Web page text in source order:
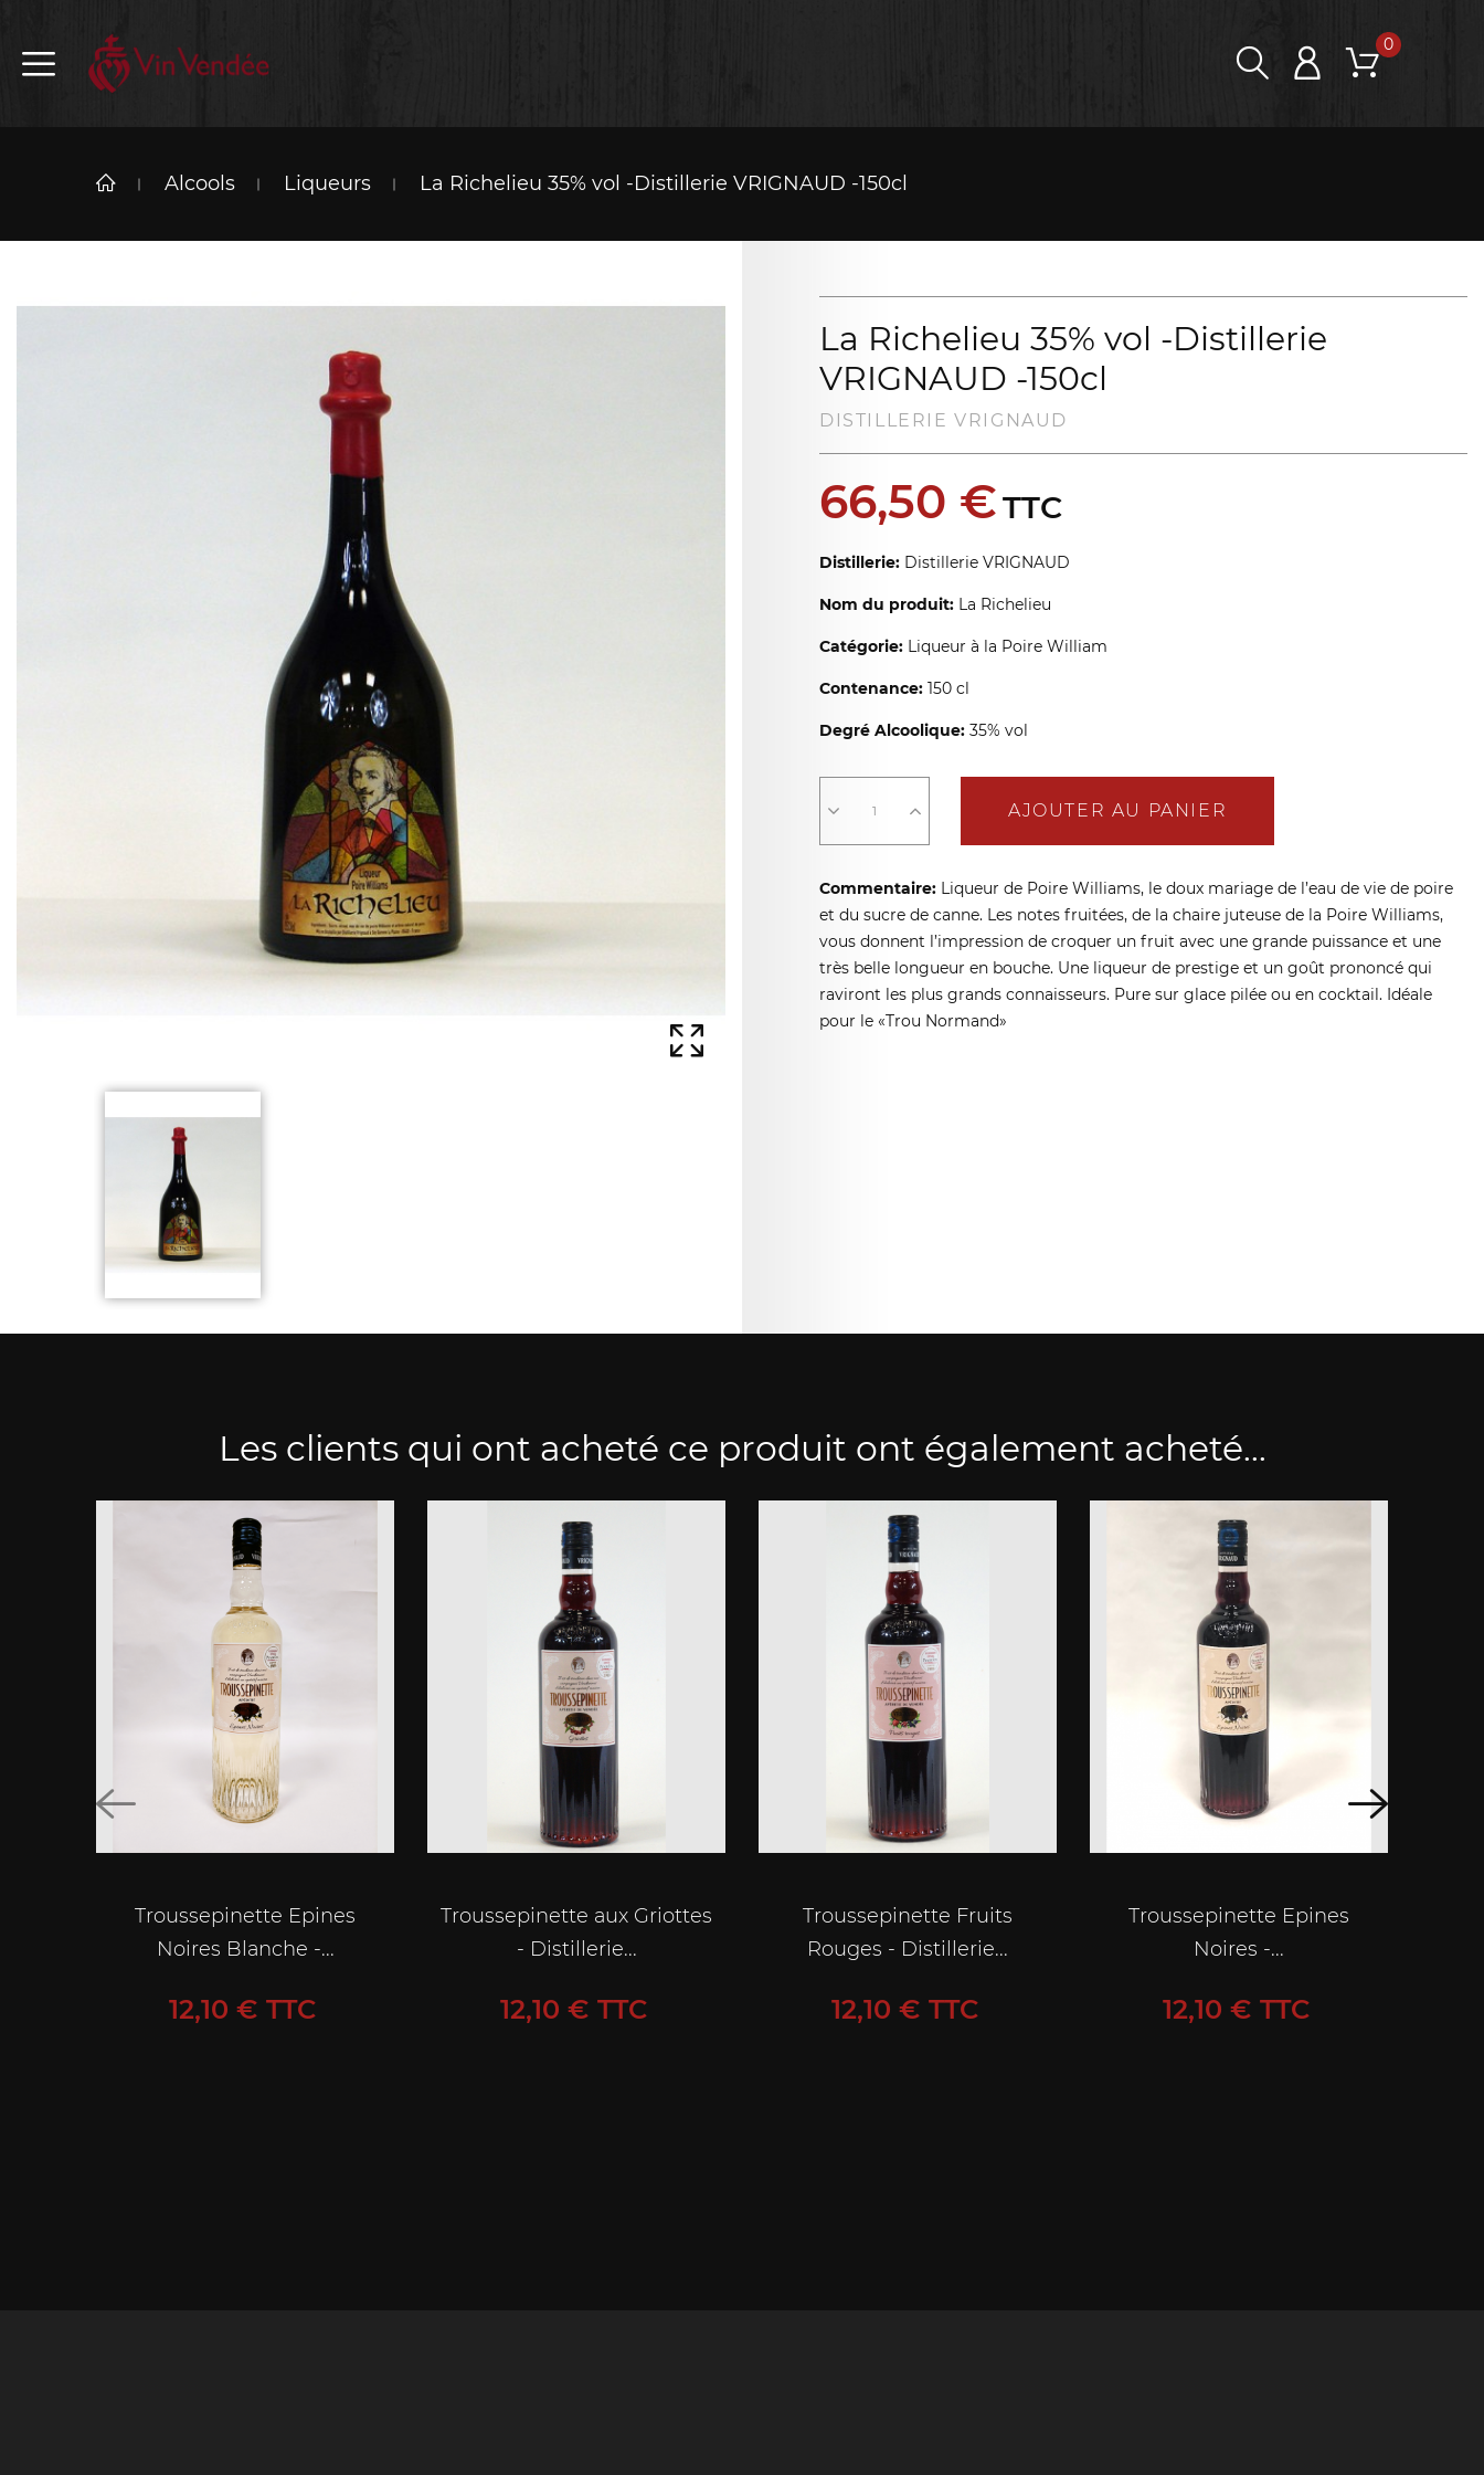
0
Alcools Liqueurs La Richelieu 35% vol -Distillerie VRIGNAUD -150cl
La Richelieu 35% vol -Distillerie
VRIGNAUD -150cl
DISTILLERIE VRIGNAUD
66,50 €TTC
Distillerie: Distillerie VRIGNAUD
Nom du produit: La Richelieu
Catégorie: Liqueur à la Poire William
Contenance: 150 cl
Degré Alcoolique: 35% vol
AJOUTER AU PANIER
Commentaire: Liqueur de Poire Williams, le doux mariage de l’eau de vie de poire
et du sucre de canne. Les notes fruitées, de la chaire juteuse de la Poire Williams,
vous donnent l’impression de croquer un fruit avec une grande puissance et une
très belle longueur en bouche. Une liqueur de prestige et un goût prononcé qui
raviront les plus grands connaisseurs. Pure sur glace pilée ou en cocktail. Idéale
pour le «Trou Normand»
Les clients qui ont acheté ce produit ont également acheté...
Troussepinette Epines
Noires Blanche -...
Prix
12,10 € TTC
Troussepinette aux Griottes
- Distillerie...
Prix
12,10 € TTC
Troussepinette Fruits
Rouges - Distillerie...
Prix
12,10 € TTC
Troussepinette Epines
Noires -...
Prix
12,10 € TTC